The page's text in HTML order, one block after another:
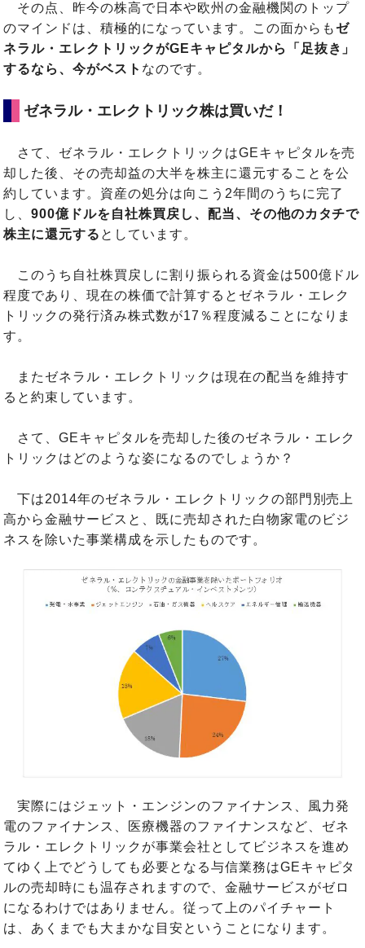
その点、昨今の株高で日本や欧州の金融機関のトップ
のマインドは、積極的になっています。この面からもゼ
ネラル・エレクトリックがGEキャピタルから「足抜き」
するなら、今がベスト なのです。
ゼネラル・エレクトリック株は買いだ！
さて、ゼネラル・エレクトリックはGEキャピタルを売
却した後、その売却益の大半を株主に還元することを公
約しています。資産の処分は向こう2年間のうちに完了
し、900億ドルを自社株買戻し、配当、その他のカタチで
株主に還元する としています。
このうち自社株買戻しに割り振られる資金は500億ドル
程度であり、現在の株価で計算するとゼネラル・エレク
トリックの発行済み株式数が17％程度減ることになりま
す。
またゼネラル・エレクトリックは現在の配当を維持す
ると約束しています。
さて、GEキャピタルを売却した後のゼネラル・エレク
トリックはどのような姿になるのでしょうか？
下は2014年のゼネラル・エレクトリックの部門別売上
高から金融サービスと、既に売却された白物家電のビジ
ネスを除いた事業構成を示したものです。
実際にはジェット・エンジンのファイナンス、風力発
電のファイナンス、医療機器のファイナンスなど、ゼネ
ラル・エレクトリックが事業会社としてビジネスを進め
てゆく上でどうしても必要となる与信業務はGEキャピタ
ルの売却時にも温存されますので、金融サービスがゼロ
になるわけではありません。従って上のパイチャート
は、あくまでも大まかな目安ということになります。